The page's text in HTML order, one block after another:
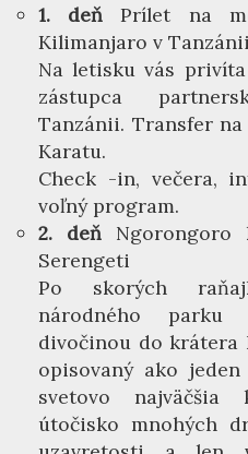
1. deň Prílet na
Kilimanjaro v
Na letisku vás
zástupca
Tanzánii. Transfer
Karatu.
Check -in, večera,
voľný program.
2. deňNgorongoro
Serengeti
Po skorých
národného parku
divočinou do krátera
opisovaný ako
svetovo najväčšia
útočisko mnohých